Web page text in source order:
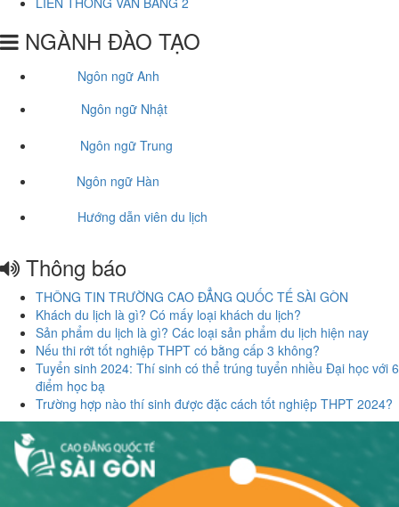
NGÀNH ĐÀO TẠO
Ngôn ngữ Anh
Ngôn ngữ Nhật
Ngôn ngữ Trung
Ngôn ngữ Hàn
Hướng dẫn viên du lịch
Thông báo
THÔNG TIN TRƯỜNG CAO ĐẲNG QUỐC TẾ SÀI GÒN
Khách du lịch là gì? Có mấy loại khách du lịch?
Sản phẩm du lịch là gì? Các loại sản phẩm du lịch hiện nay
Nếu thi rớt tốt nghiệp THPT có bằng cấp 3 không?
Tuyển sinh 2024: Thí sinh có thể trúng tuyển nhiều Đại học với 6
điểm học bạ
Trường hợp nào thí sinh được đặc cách tốt nghiệp THPT 2024?